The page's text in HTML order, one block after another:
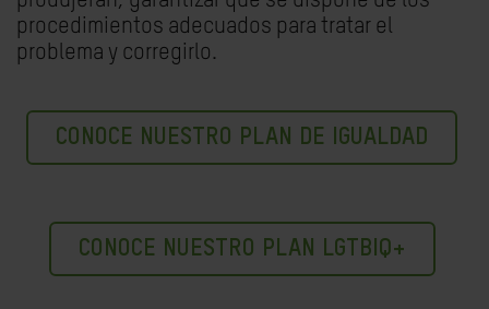
procedimientos adecuados para tratar el
problema y corregirlo.
CONOCE NUESTRO PLAN DE IGUALDAD
CONOCE NUESTRO PLAN LGTBIQ+